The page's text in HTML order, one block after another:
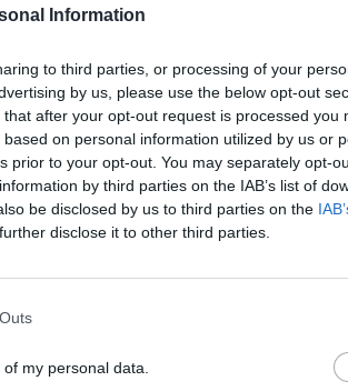
Information
to third parties, or processing of your
by us, please use the below opt-out
after your opt-out request is processed you
on personal information utilized by us or
prior to your opt-out. You may separately opt-
by third parties on the IAB’s list of
be disclosed by us to third parties on the
disclose it to other third parties.
my personal data.
Anatolijus Klemencovas: gal jau
užtenka
12 Zodiako ženklų: gali būti lengviau
rugpjūčio 7 dienai: Vandeniams –